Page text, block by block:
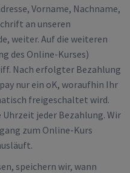
Vorname, Nachname,
an unseren
weiter. Auf die weiteren
des Online-Kurses)
Nach erfolgter Bezahlung
nur ein oK, woraufhin Ihr
freigeschaltet wird.
Uhrzeit jeder Bezahlung. Wir
zum Online-Kurs
speichern wir, wann